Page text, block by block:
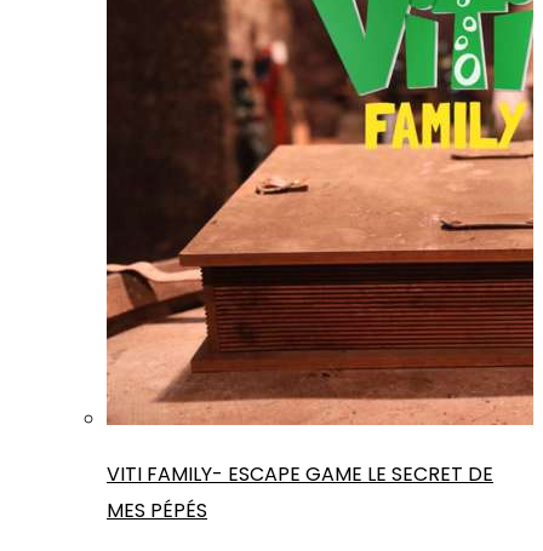
VITI FAMILY- ESCAPE GAME LE SECRET DE
MES PÉPÉS